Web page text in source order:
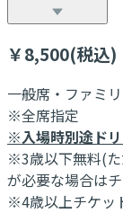
￥8,500(税込)
一般席・ファミ
※全席指定
※入場時別途ド
※3歳以下無料(
が必要な場合は
※4歳以上チケッ